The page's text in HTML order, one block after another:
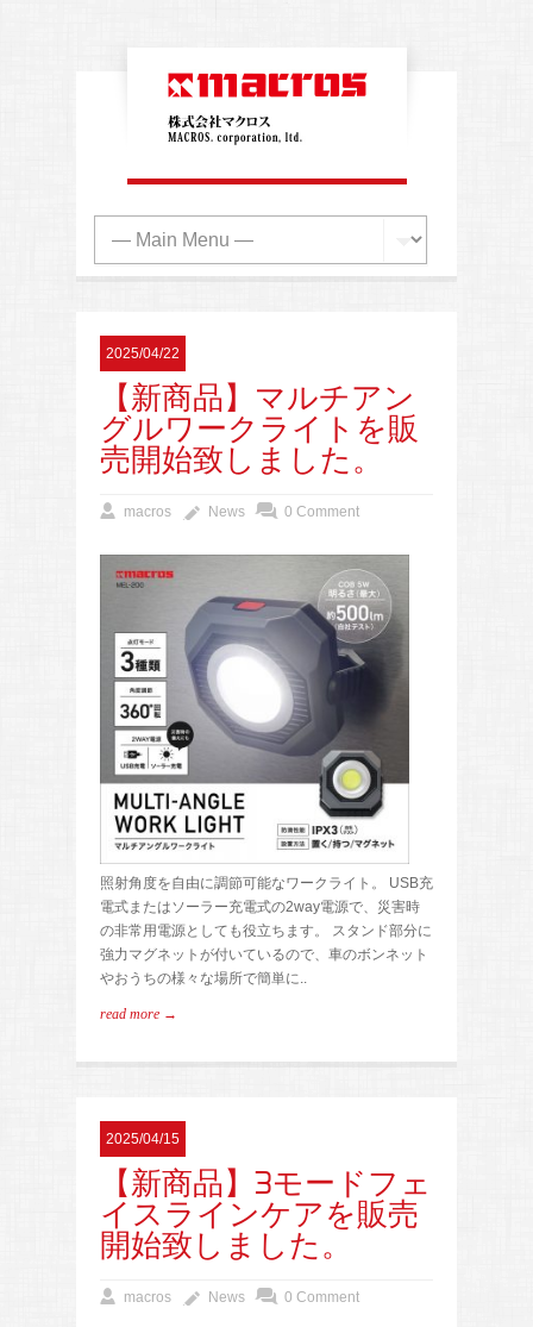
2025/04/22
【新商品】マルチアン
グルワークライトを販
売開始致しました。
macros News 0 Comment
照射角度を自由に調節可能なワークライト。 USB充
電式またはソーラー充電式の2way電源で、災害時
の非常用電源としても役立ちます。 スタンド部分に
強力マグネットが付いているので、車のボンネット
やおうちの様々な場所で簡単に..
read more →
2025/04/15
【新商品】3モードフェ
イスラインケアを販売
開始致しました。
macros News 0 Comment